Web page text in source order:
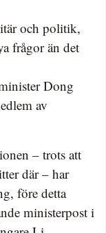
och politik,
frågor än det
Dong
av
– trots att
där – har
före detta
ministerpost i